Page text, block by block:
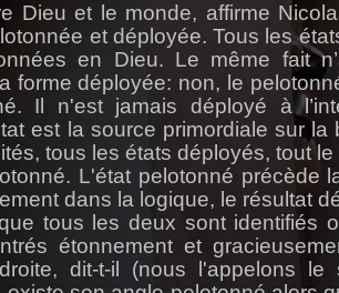
Dieu et le monde, affirme
et déployée. Tous les
en Dieu. Le même fait
forme déployée: non, le
Il n'est jamais déployé à
est la source primordiale sur
tous les états déployés, tout
L'état pelotonné précède
dans la logique, le résultat
tous les deux sont identifiés
étonnement et
dit-t-il (nous l'appelons le